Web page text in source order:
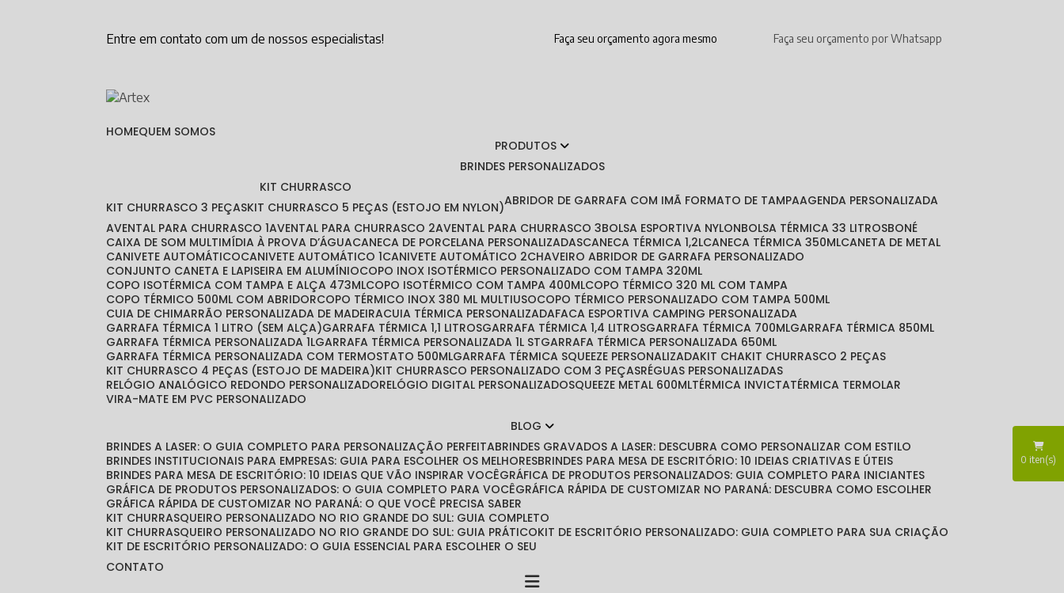
Entre em contato com um de nossos especialistas! Faça seu orçamento agora mesmo Faça seu orçamento por Whatsapp
HOME
QUEM SOMOS
PRODUTOS
BRINDES PERSONALIZADOS
KIT CHURRASCO
KIT CHURRASCO 3 PEÇAS KIT CHURRASCO 5 PEÇAS (ESTOJO EM NYLON) ABRIDOR DE GARRAFA COM IMÃ FORMATO DE TAMPA AGENDA PERSONALIZADA
AVENTAL PARA CHURRASCO 1 AVENTAL PARA CHURRASCO 2 AVENTAL PARA CHURRASCO 3 BOLSA ESPORTIVA NYLON BOLSA TÉRMICA 33 LITROS BONÉ
CAIXA DE SOM MULTIMÍDIA À PROVA D’ÁGUA
CANECA DE PORCELANA PERSONALIZADAS CANECA TÉRMICA 1,2L CANECA TÉRMICA 350ML CANETA DE METAL
CANIVETE AUTOMÁTICO
CANIVETE AUTOMÁTICO 1 CANIVETE AUTOMÁTICO 2
CHAVEIRO ABRIDOR DE GARRAFA PERSONALIZADO
CONJUNTO CANETA E LAPISEIRA EM ALUMÍNIO
COPO INOX ISOTÉRMICO PERSONALIZADO COM TAMPA 320ML
COPO ISOTÉRMICA COM TAMPA E ALÇA 473ML COPO ISOTÉRMICO COM TAMPA 400ML COPO TÉRMICO 320 ML COM TAMPA
COPO TÉRMICO 500ML COM ABRIDOR
COPO TÉRMICO INOX 380 ML MULTIUSO
COPO TÉRMICO PERSONALIZADO COM TAMPA 500ML
CUIA DE CHIMARRÃO PERSONALIZADA DE MADEIRA
CUIA TÉRMICA PERSONALIZADA FACA ESPORTIVA CAMPING PERSONALIZADA
GARRAFA TÉRMICA 1 LITRO (SEM ALÇA)
GARRAFA TÉRMICA 1,1 LITROS GARRAFA TÉRMICA 1,4 LITROS GARRAFA TÉRMICA 700ML
GARRAFA TÉRMICA 850ML
GARRAFA TÉRMICA PERSONALIZADA 1L
GARRAFA TÉRMICA PERSONALIZADA 1L ST
GARRAFA TÉRMICA PERSONALIZADA 650ML
GARRAFA TÉRMICA PERSONALIZADA COM TERMOSTATO 500ML
GARRAFA TÉRMICA SQUEEZE PERSONALIZADA KIT CHA KIT CHURRASCO 2 PEÇAS
KIT CHURRASCO 4 PEÇAS (ESTOJO DE MADEIRA) KIT CHURRASCO PERSONALIZADO COM 3 PEÇAS RÉGUAS PERSONALIZADAS
RELÓGIO ANALÓGICO REDONDO PERSONALIZADO RELÓGIO DIGITAL PERSONALIZADO SQUEEZE METAL 600ML TÉRMICA INVICTA TÉRMICA TERMOLAR
VIRA-MATE EM PVC PERSONALIZADO
BLOG
BRINDES A LASER: O GUIA COMPLETO PARA PERSONALIZAÇÃO PERFEITA BRINDES GRAVADOS A LASER: DESCUBRA COMO PERSONALIZAR COM ESTILO
BRINDES INSTITUCIONAIS PARA EMPRESAS: GUIA PARA ESCOLHER OS MELHORES BRINDES PARA MESA DE ESCRITÓRIO: 10 IDEIAS CRIATIVAS E ÚTEIS
BRINDES PARA MESA DE ESCRITÓRIO: 10 IDEIAS QUE VÃO INSPIRAR VOCÊ
GRÁFICA DE PRODUTOS PERSONALIZADOS: GUIA COMPLETO PARA INICIANTES
GRÁFICA DE PRODUTOS PERSONALIZADOS: O GUIA COMPLETO PARA VOCÊ
GRÁFICA RÁPIDA DE CUSTOMIZAR NO PARANÁ: DESCUBRA COMO ESCOLHER
GRÁFICA RÁPIDA DE CUSTOMIZAR NO PARANÁ: O QUE VOCÊ PRECISA SABER
KIT CHURRASQUEIRO PERSONALIZADO NO RIO GRANDE DO SUL: GUIA COMPLETO
KIT CHURRASQUEIRO PERSONALIZADO NO RIO GRANDE DO SUL: GUIA PRÁTICO KIT DE ESCRITÓRIO PERSONALIZADO: GUIA COMPLETO PARA SUA CRIAÇÃO
KIT DE ESCRITÓRIO PERSONALIZADO: O GUIA ESSENCIAL PARA ESCOLHER O SEU
CONTATO
0 iten(s)